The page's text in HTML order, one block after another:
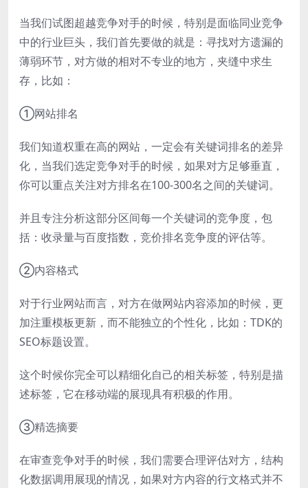
当我们试图超越竞争对手的时候，特别是面临同业竞争
中的行业巨头，我们首先要做的就是：寻找对方遗漏的
薄弱环节，对方做的相对不专业的地方，夹缝中求生
存，比如：
①网站排名
我们知道权重在高的网站，一定会有关键词排名的差异
化，当我们选定竞争对手的时候，如果对方足够垂直，
你可以重点关注对方排名在100-300名之间的关键词。
并且专注分析这部分区间每一个关键词的竞争度，包
括：收录量与百度指数，竞价排名竞争度的评估等。
②内容格式
对于行业网站而言，对方在做网站内容添加的时候，更
加注重模板更新，而不能独立的个性化，比如：TDK的
SEO标题设置。
这个时候你完全可以精细化自己的相关标签，特别是描
述标签，它在移动端的展现具有积极的作用。
③精选摘要
在审查竞争对手的时候，我们需要合理评估对方，结构
化数据调用展现的情况，如果对方内容的行文格式并不